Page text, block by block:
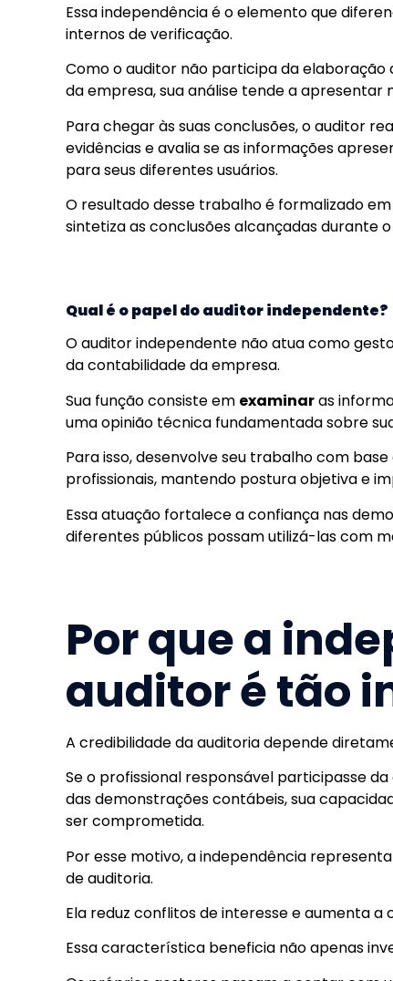
Essa independência é o elemento que
internos de verificação.
Como o auditor não participa da
da empresa, sua análise tende a apresentar
Para chegar às suas conclusões, o auditor
evidências e avalia se as informações
para seus diferentes usuários.
O resultado desse trabalho é formalizado
sintetiza as conclusões alcançadas durante
Qual é o papel do auditor independente?
O auditor independente não atua como
da contabilidade da empresa.
Sua função consiste em examinaras
uma opinião técnica fundamentada sobre
Para isso, desenvolve seu trabalho com
profissionais, mantendo postura objetiva e
Essa atuação fortalece a confiança nas
diferentes públicos possam utilizá-las com
Por que a
auditor é tão
A credibilidade da auditoria depende
Se o profissional responsável participasse
das demonstrações contábeis, sua
ser comprometida.
Por esse motivo, a independência
de auditoria.
Ela reduz conflitos de interesse e aumenta
Essa característica beneficia não apenas